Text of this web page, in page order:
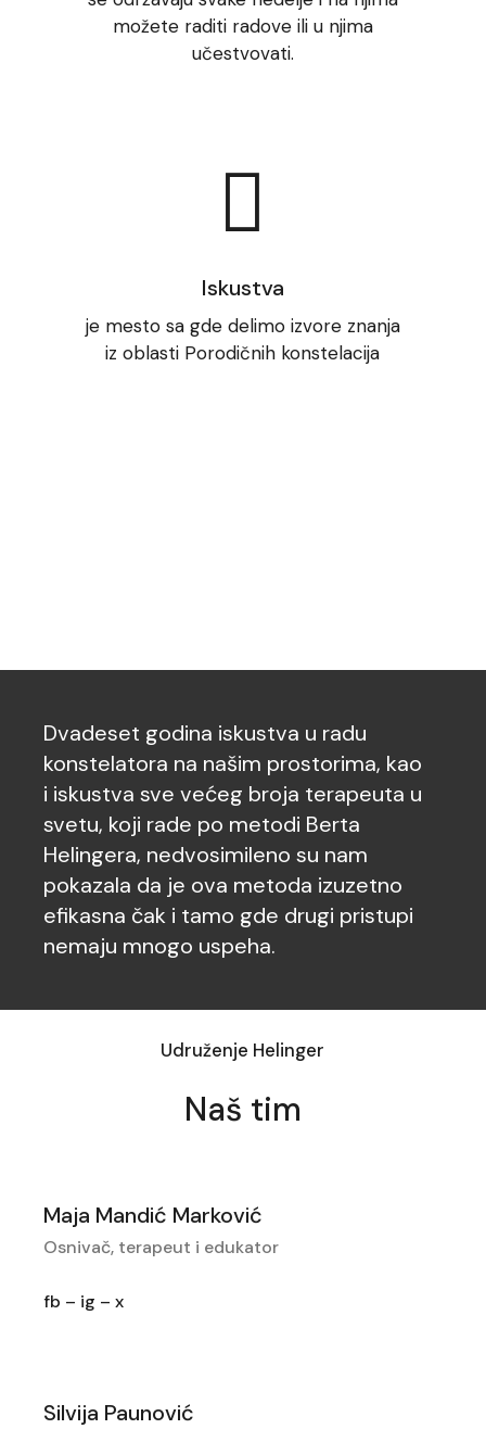
možete raditi radove ili u njima
učestvovati.
Iskustva
je mesto sa gde delimo izvore znanja
iz oblasti Porodičnih konstelacija
Dvadeset godina iskustva u radu
konstelatora na našim prostorima, kao
i iskustva sve većeg broja terapeuta u
svetu, koji rade po metodi Berta
Helingera, nedvosimileno su nam
pokazala da je ova metoda izuzetno
efikasna čak i tamo gde drugi pristupi
nemaju mnogo uspeha.
Udruženje Helinger
Naš tim
Maja Mandić Marković
Osnivač, terapeut i edukator
fb – ig –x
Silvija Paunović